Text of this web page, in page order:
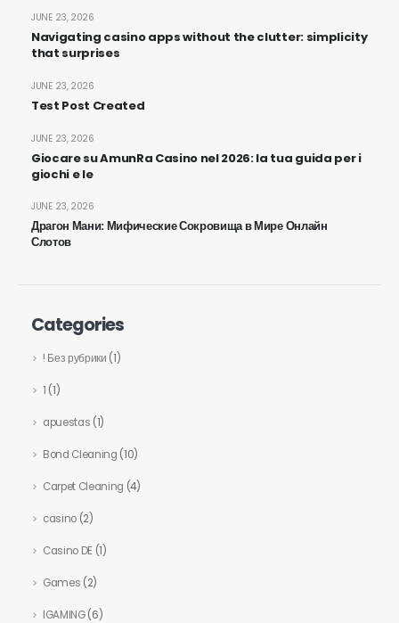
Navigating casino apps without the clutter: simplicity
that surprises
JUNE 23, 2026
Test Post Created
JUNE 23, 2026
Giocare su AmunRa Casino nel 2026: la tua guida per i
giochi e le
JUNE 23, 2026
Драгон Мани: Мифические Сокровища в Мире Онлайн
Слотов
JUNE 23, 2026
Categories
! Без рубрики (1)
1 (1)
apuestas (1)
Bond Cleaning (10)
Carpet Cleaning (4)
casino(2)
Casino DE(1)
Games (2)
IGAMING(6)